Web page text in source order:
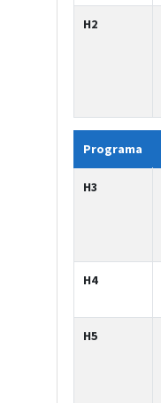
H2
Programa
H3
H4
H5